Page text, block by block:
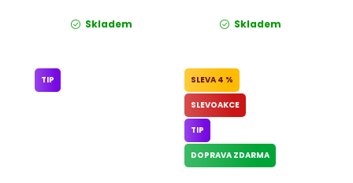
Skladem Skladem
TIP 4 %
SLEVOAKCE
TIP
DOPRAVA ZDARMA